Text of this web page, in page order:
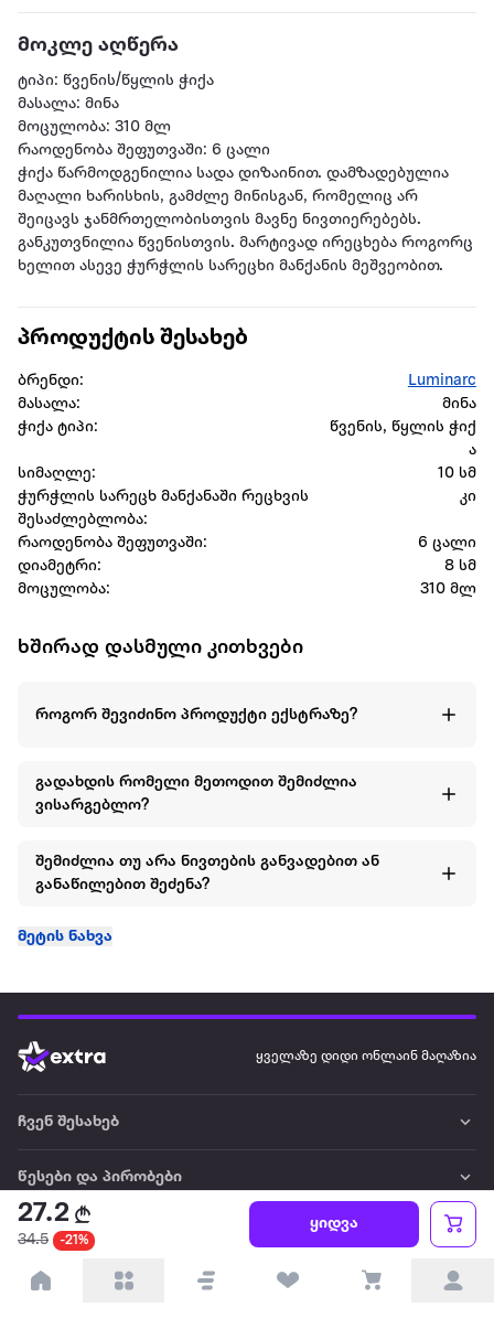
მოკლე აღწერა
ტიპი: წვენის/წყლის ჭიქა
მასალა: მინა
მოცულობა: 310 მლ
რაოდენობა შეფუთვაში: 6 ცალი
ჭიქა წარმოდგენილია სადა დიზაინით. დამზადებულია
მაღალი ხარისხის, გამძლე მინისგან, რომელიც არ
შეიცავს ჯანმრთელობისთვის მავნე ნივთიერებებს.
განკუთვნილია წვენისთვის. მარტივად ირეცხება როგორც
ხელით ასევე ჭურჭლის სარეცხი მანქანის მეშვეობით.
27.2
34.5 -21%
ყიდვა
პროდუქტის შესახებ
ბრენდი:
Luminarc
მასალა:
მინა
ჭიქა ტიპი:
წვენის, წყლის ჭიქ
ა
სიმაღლე:
10 სმ
ჭურჭლის სარეცხ მანქანაში რეცხვის
შესაძლებლობა:
კი
რაოდენობა შეფუთვაში:
6 ცალი
დიამეტრი:
‎8 სმ
მოცულობა:
310 მლ
ხშირად დასმული კითხვები
როგორ შევიძინო პროდუქტი ექსტრაზე?
გადახდის რომელი მეთოდით შემიძლია
ვისარგებლო?
შემიძლია თუ არა ნივთების განვადებით ან
განაწილებით შეძენა?
მეტის ნახვა
ყველაზე დიდი ონლაინ მაღაზია
ჩვენ შესახებ
წესები და პირობები
პარტნიორებისთვის
ტრენდული